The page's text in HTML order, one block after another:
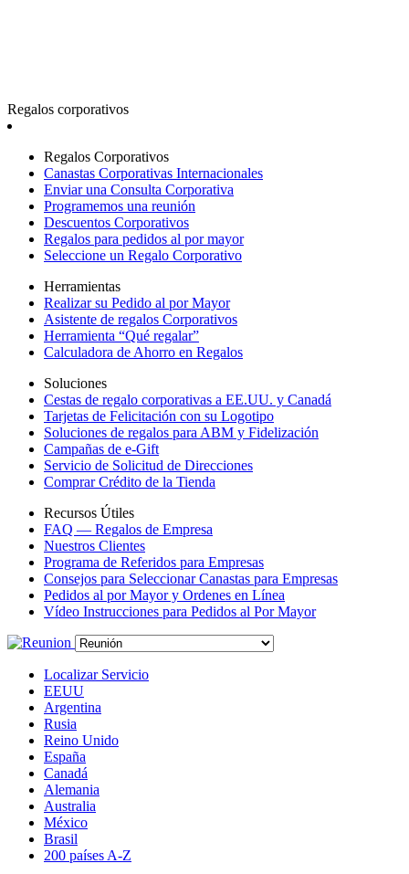
Regalos corporativos
Regalos Corporativos
Canastas Corporativas Internacionales
Enviar una Consulta Corporativa
Programemos una reunión
Descuentos Corporativos
Regalos para pedidos al por mayor
Seleccione un Regalo Corporativo
Herramientas
Realizar su Pedido al por Mayor
Asistente de regalos Corporativos
Herramienta “Qué regalar”
Calculadora de Ahorro en Regalos
Soluciones
Cestas de regalo corporativas a EE.UU. y Canadá
Tarjetas de Felicitación con su Logotipo
Soluciones de regalos para ABM y Fidelización
Campañas de e-Gift
Servicio de Solicitud de Direcciones
Comprar Crédito de la Tienda
Recursos Útiles
FAQ — Regalos de Empresa
Nuestros Clientes
Programa de Referidos para Empresas
Consejos para Seleccionar Canastas para Empresas
Pedidos al por Mayor y Ordenes en Línea
Vídeo Instrucciones para Pedidos al Por Mayor
Localizar Servicio
EEUU
Argentina
Rusia
Reino Unido
España
Canadá
Alemania
Australia
México
Brasil
200 países A-Z